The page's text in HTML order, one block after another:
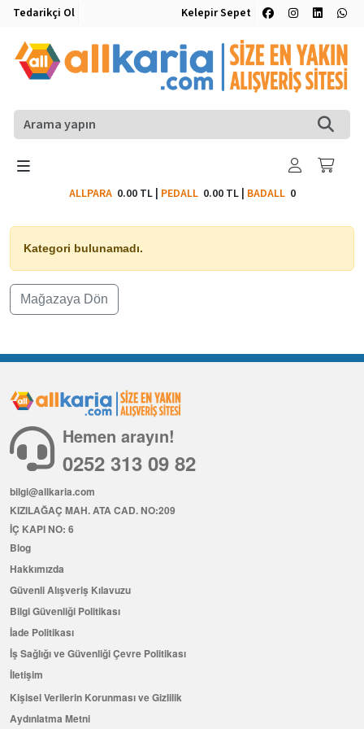
Tedarikçi Ol Kelepir Sepet
ALLPARA 0.00 TL| PEDALL 0.00 TL| BADALL0
Kategori bulunamadı.
Mağazaya Dön
Hemen arayın!
0252 313 09 82
bilgi@allkaria.com
KIZILAĞAÇ MAH. ATA CAD. NO:209
İÇ KAPI NO: 6
Blog
Hakkımızda
Güvenli Alışveriş Kılavuzu
Bilgi Güvenliği Politikası
İade Politikası
İş Sağlığı ve Güvenliği Çevre Politikası
İletişim
Kişisel Verilerin Korunması ve Gizlilik
Aydınlatma Metni